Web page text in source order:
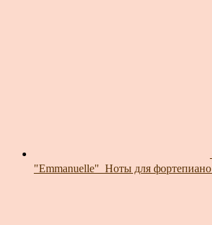
"Emmanuelle"_Ноты для фортепиано